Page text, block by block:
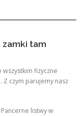
zamki tam
fizyczne
Z czym parujemy nasz
Pancerne listwy w